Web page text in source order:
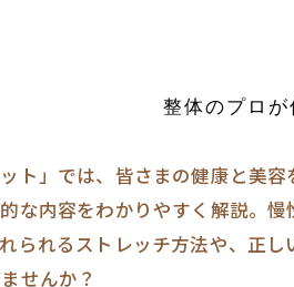
整体のプロ
ト」では、皆さまの健康と美
な内容をわかりやすく解説。
られるストレッチ方法や、正
せんか？